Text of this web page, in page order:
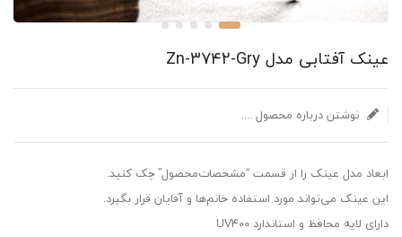
عینک آفتابی مدل Zn-3742-Gry
نوشتن درباره محصول ....
ابعاد مدل عینک را از قسمت “مشخصات‌محصول” چک کنید.
این عینک می‌تواند مورد استفاده خانم‌ها ‌و آقایان قرار بگیرد.
دارای لایه محافظ و استاندارد UV400